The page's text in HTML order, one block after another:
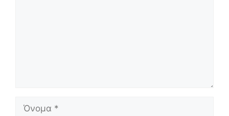
Όνομα